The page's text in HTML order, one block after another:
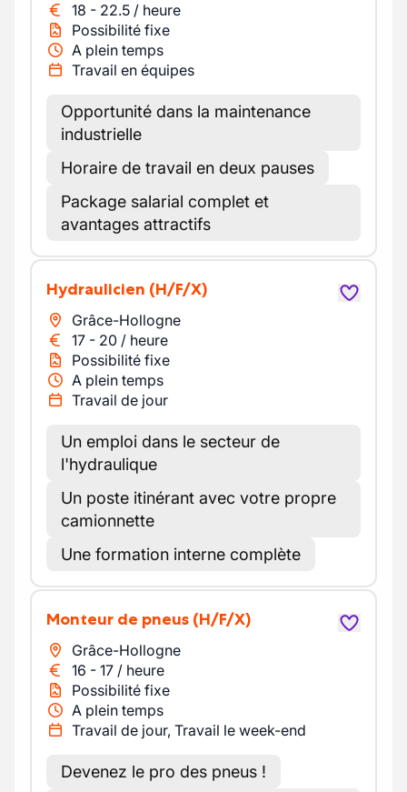
18 - 22.5 / heure
Possibilité fixe
A plein temps
Travail en équipes
Opportunité dans la maintenance
industrielle
Horaire de travail en deux pauses
Package salarial complet et
avantages attractifs
Hydraulicien (H/F/X)
Grâce-Hollogne
17 - 20 / heure
Possibilité fixe
A plein temps
Travail de jour
Un emploi dans le secteur de
l'hydraulique
Un poste itinérant avec votre propre
camionnette
Une formation interne complète
Monteur de pneus (H/F/X)
Grâce-Hollogne
16 - 17 / heure
Possibilité fixe
A plein temps
Travail de jour, Travail le week-end
Devenez le pro des pneus !